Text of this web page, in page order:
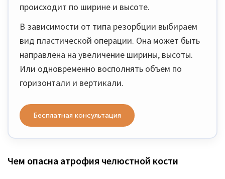
происходит по ширине и высоте.
В зависимости от типа резорбции выбираем
вид пластической операции. Она может быть
направлена на увеличение ширины, высоты.
Или одновременно восполнять объем по
горизонтали и вертикали.
Бесплатная консультация
Чем опасна атрофия челюстной кости